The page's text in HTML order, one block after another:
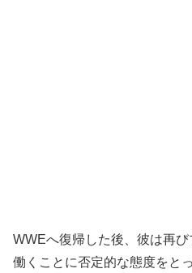
WWEへ復帰した後、彼は再
働くことに否定的な態度をと